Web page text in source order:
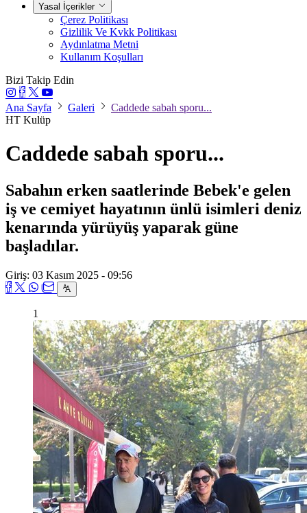
Yasal İçerikler
Çerez Politikası
Gizlilik Ve Kvkk Politikası
Aydınlatma Metni
Kullanım Koşulları
Bizi Takip Edin
Ana Sayfa Galeri
Caddede sabah sporu...
HT Kulüp
Caddede sabah sporu...
Sabahın erken saatlerinde Bebek'e gelen
iş ve cemiyet hayatının ünlü isimleri deniz
kenarında yürüyüş yaparak güne
başladılar.
Giriş: 03 Kasım 2025 - 09:56
1